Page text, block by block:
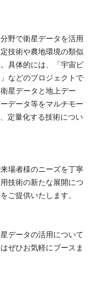
野で衛星データを活用
技術や農地環境の類似
具体的には、「宇宙ビ
などのプロジェクトで
星データと地上デー
データ等をマルチモー
定量化する技術につい
場者様のニーズを丁寧
技術の新たな展開につ
ご提供いたします。
データの活用について
ぜひお気軽にブースま